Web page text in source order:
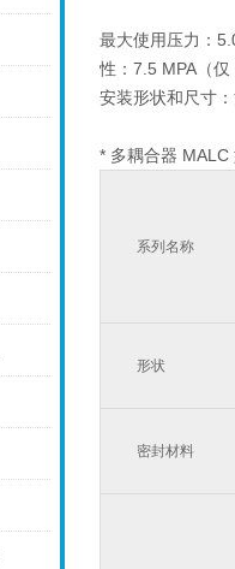
最大使用压力：
性：7.5 MPA（仅
安装形状和尺寸
* 多耦合器
系列名称
形状
密封材料